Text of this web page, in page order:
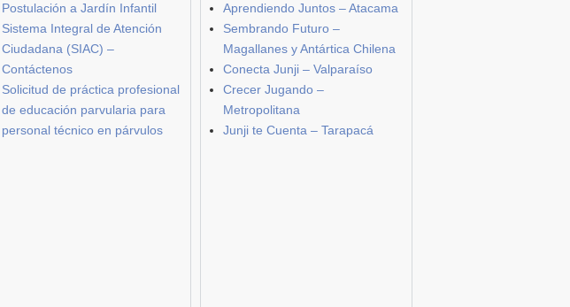
Postulación a Jardín Infantil
Sistema Integral de Atención
Ciudadana (SIAC) –
Contáctenos
Solicitud de práctica profesional
de educación parvularia para
personal técnico en párvulos
Aprendiendo Juntos – Atacama
Sembrando Futuro –
Magallanes y Antártica Chilena
Conecta Junji – Valparaíso
Crecer Jugando –
Metropolitana
Junji te Cuenta – Tarapacá